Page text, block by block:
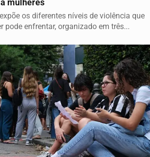
mulheres
os diferentes níveis de violência que
pode enfrentar, organizado em três...